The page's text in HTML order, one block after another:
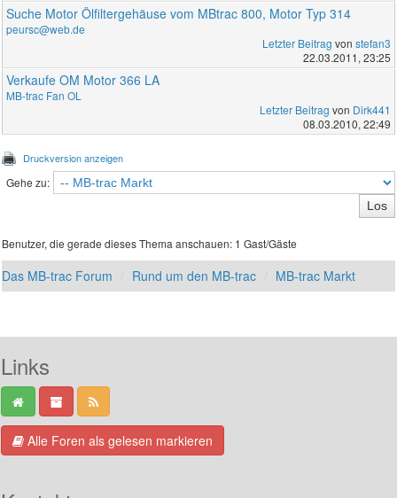
Suche Motor Ölfiltergehäuse vom MBtrac 800, Motor Typ 314
peursc@web.de
Letzter Beitrag von stefan3
22.03.2011, 23:25
Verkaufe OM Motor 366 LA
MB-trac Fan OL
Letzter Beitrag von Dirk441
08.03.2010, 22:49
Druckversion anzeigen
Gehe zu:
Benutzer, die gerade dieses Thema anschauen: 1 Gast/Gäste
Das MB-trac Forum Rund um den MB-trac MB-trac Markt
Links
Alle Foren als gelesen markieren